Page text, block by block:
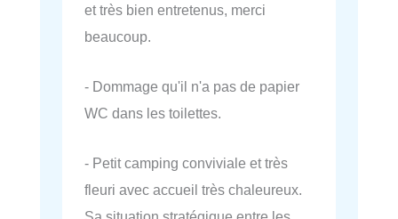
et très bien entretenus, merci
beaucoup.
- Dommage qu'il n'a pas de papier
WC dans les toilettes.
- Petit camping conviviale et très
fleuri avec accueil très chaleureux.